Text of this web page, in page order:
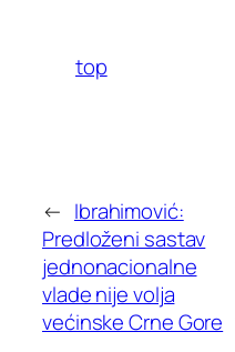
top
← Ibrahimović:
Predloženi sastav
jednonacionalne
vlade nije volja
većinske Crne Gore